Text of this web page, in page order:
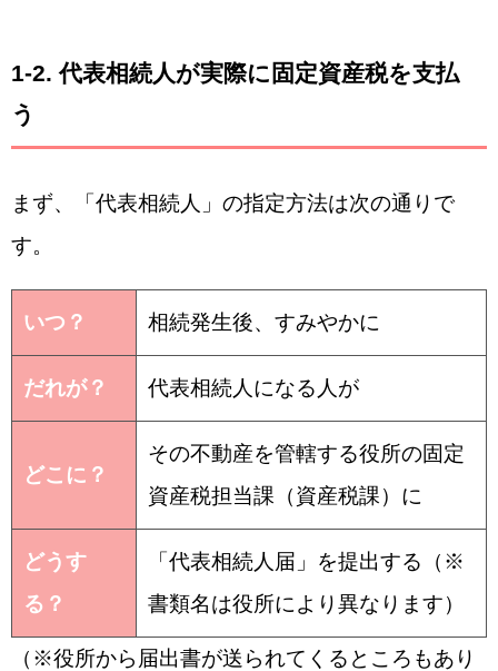
1‐2.代表相続人が実際に固定資産税を支払
う
まず、「代表相続人」の指定方法は次の通りで
す。
いつ？ 相続発生後、すみやかに
だれが？ 代表相続人になる人が
どこに？
その不動産を管轄する役所の固定
資産税担当課（資産税課）に
どうす
る？
「代表相続人届」を提出する（※
書類名は役所により異なります）
（※役所から届出書が送られてくるところもあり